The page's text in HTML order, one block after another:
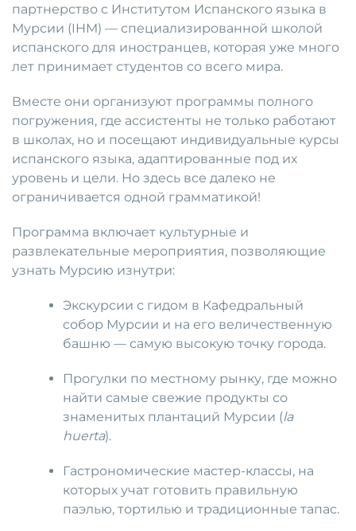
партнерство с Институтом Испанского языка в
Мурсии (IHM) — специализированной школой
испанского для иностранцев, которая уже много
лет принимает студентов со всего мира.
Вместе они организуют программы полного
погружения, где ассистенты не только работают
в школах, но и посещают индивидуальные курсы
испанского языка, адаптированные под их
уровень и цели. Но здесь все далеко не
ограничивается одной грамматикой!
Программа включает культурные и
развлекательные мероприятия, позволяющие
узнать Мурсию изнутри:
Экскурсии с гидом в Кафедральный
собор Мурсии и на его величественную
башню — самую высокую точку города.
Прогулки по местному рынку, где можно
найти самые свежие продукты со
знаменитых плантаций Мурсии (la
huerta).
Гастрономические мастер-классы, на
которых учат готовить правильную
паэлью, тортилью и традиционные тапас.